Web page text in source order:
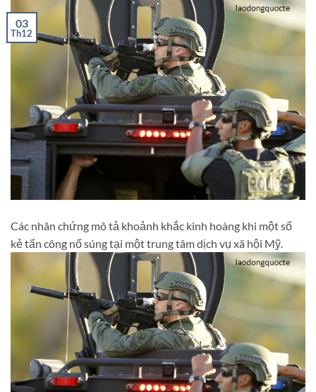
03
Th12
Các nhân chứng mô tả khoảnh khắc kinh hoàng khi một số
kẻ tấn công nổ súng tại một trung tâm dịch vụ xã hội Mỹ.